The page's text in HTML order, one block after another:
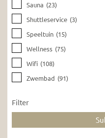
Sauna (23)
Shuttleservice (3)
Speeltuin (15)
Wellness (75)
Wifi (108)
Zwembad (91)
Filter